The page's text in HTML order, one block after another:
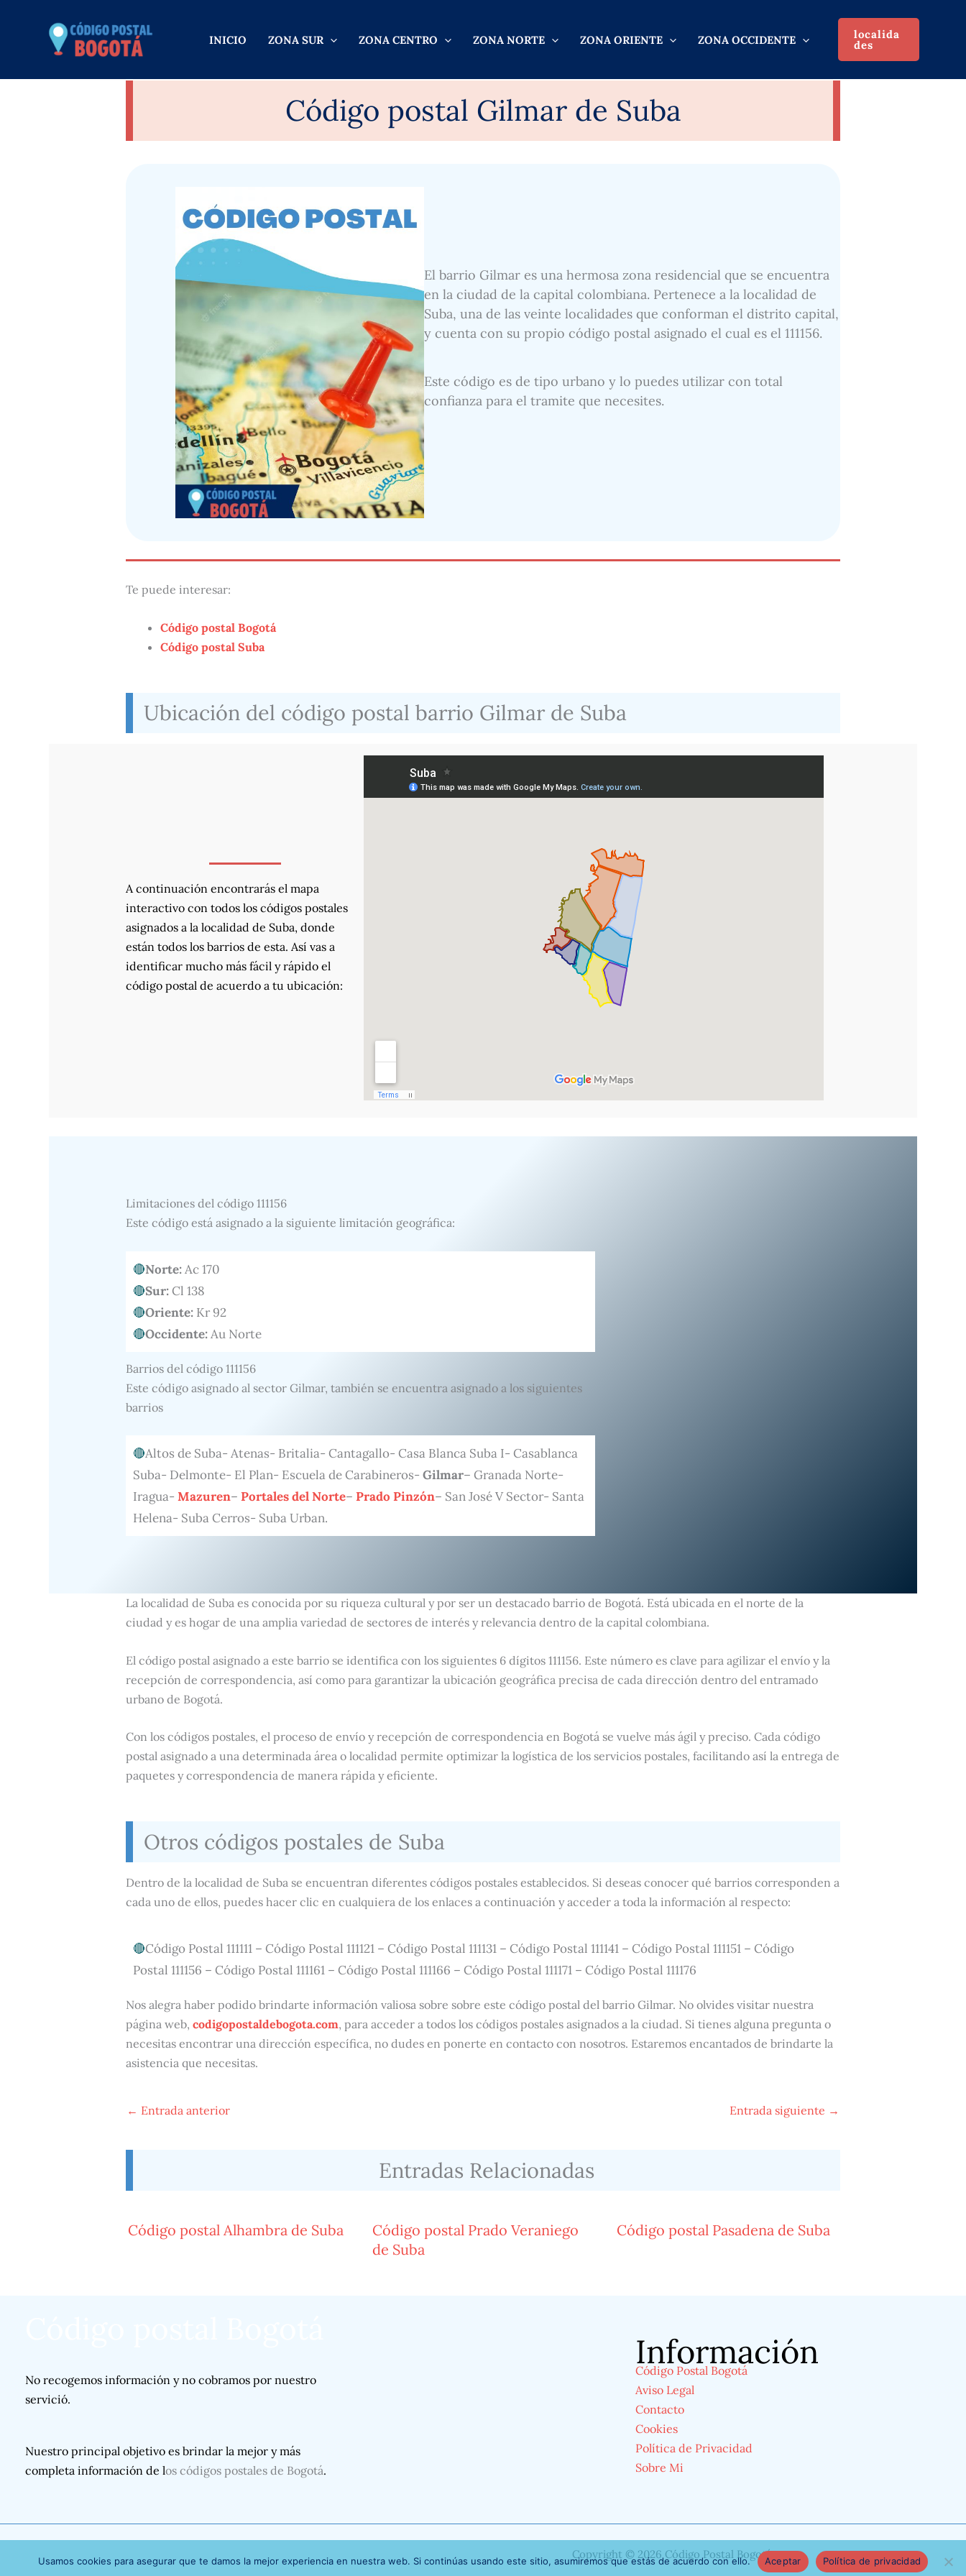
contenido
INICIO ZONA SUR ZONA CENTRO ZONA NORTE ZONA ORIENTE ZONA OCCIDENTE localida
des
Código postal Gilmar de Suba
El barrio Gilmar es una hermosa zona residencial que se encuentra
en la ciudad de la capital colombiana. Pertenece a la localidad de
Suba, una de las veinte localidades que conforman el distrito capital,
y cuenta con su propio código postal asignado el cual es el 111156.
Este código es de tipo urbano y lo puedes utilizar con total
confianza para el tramite que necesites.
Te puede interesar:
Código postal Bogotá
Código postal Suba
Ubicación del código postal barrio Gilmar de Suba
A continuación encontrarás el mapa
interactivo con todos los códigos postales
asignados a la localidad de Suba, donde
están todos los barrios de esta. Así vas a
identificar mucho más fácil y rápido el
código postal de acuerdo a tu ubicación:
Limitaciones del código 111156
Este código está asignado a la siguiente limitación geográfica:
Norte:Ac 170
Sur:Cl 138
Oriente: Kr 92
Occidente:Au Norte
Barrios del código 111156
Este código asignado al sector Gilmar, también se encuentra asignado a los siguientes
barrios
Altos de Suba- Atenas- Britalia- Cantagallo- Casa Blanca Suba I- Casablanca
Suba- Delmonte- El Plan- Escuela de Carabineros- Gilmar– Granada Norte-
Iragua- Mazuren– Portales del Norte– Prado Pinzón– San José V Sector- Santa
Helena- Suba Cerros- Suba Urban.
La localidad de Suba es conocida por su riqueza cultural y por ser un destacado barrio de Bogotá. Está ubicada en el norte de la
ciudad y es hogar de una amplia variedad de sectores de interés y relevancia dentro de la capital colombiana.
El código postal asignado a este barrio se identifica con los siguientes 6 dígitos 111156. Este número es clave para agilizar el envío y la
recepción de correspondencia, así como para garantizar la ubicación geográfica precisa de cada dirección dentro del entramado
urbano de Bogotá.
Con los códigos postales, el proceso de envío y recepción de correspondencia en Bogotá se vuelve más ágil y preciso. Cada código
postal asignado a una determinada área o localidad permite optimizar la logística de los servicios postales, facilitando así la entrega de
paquetes y correspondencia de manera rápida y eficiente.
Otros códigos postales de Suba
Dentro de la localidad de Suba se encuentran diferentes códigos postales establecidos. Si deseas conocer qué barrios corresponden a
cada uno de ellos, puedes hacer clic en cualquiera de los enlaces a continuación y acceder a toda la información al respecto:
Código Postal 111111 – Código Postal 111121 – Código Postal 111131 – Código Postal 111141 – Código Postal 111151 – Código
Postal 111156 – Código Postal 111161 – Código Postal 111166 – Código Postal 111171 – Código Postal 111176
Nos alegra haber podido brindarte información valiosa sobre sobre este código postal del barrio Gilmar. No olvides visitar nuestra
página web, codigopostaldebogota.com, para acceder a todos los códigos postales asignados a la ciudad. Si tienes alguna pregunta o
necesitas encontrar una dirección específica, no dudes en ponerte en contacto con nosotros. Estaremos encantados de brindarte la
asistencia que necesitas.
← Entrada anterior Entrada siguiente →
Entradas Relacionadas
Código postal Alhambra de Suba
Código postal Prado Veraniego
de Suba
Código postal Pasadena de Suba
No recogemos información y no cobramos por nuestro
servició.
Nuestro principal objetivo es brindar la mejor y más
completa información de los códigos postales de Bogotá.
Información
Código Postal Bogotá
Aviso Legal
Contacto
Cookies
Política de Privacidad
Sobre Mi
Copyright © 2026 Código Postal Bogotá
Usamos cookies para asegurar que te damos la mejor experiencia en nuestra web. Si continúas usando este sitio, asumiremos que estás de acuerdo con ello. Aceptar Política de privacidad